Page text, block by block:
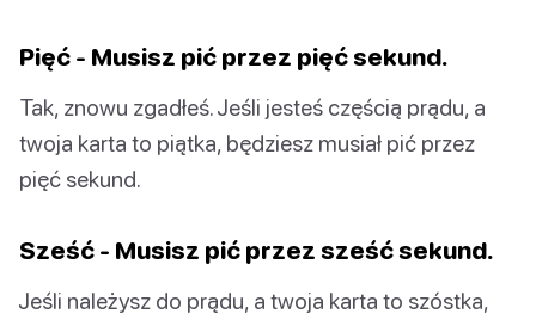
Pięć - Musisz pić przez pięć sekund.
Tak, znowu zgadłeś. Jeśli jesteś częścią prądu, a
twoja karta to piątka, będziesz musiał pić przez
pięć sekund.
Sześć - Musisz pić przez sześć sekund.
Jeśli należysz do prądu, a twoja karta to szóstka,